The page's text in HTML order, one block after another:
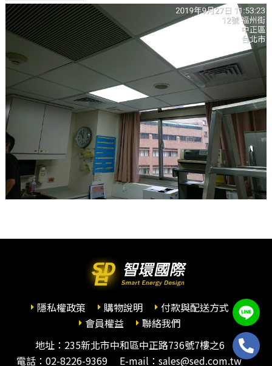
隱私權政策 購物說明
付款與配送方式
會員權益
聯絡我們
地址：235新北市中和區中正路736號7樓之6
電話： 02-8226-9369 E-mail：sales@sed.com.tw